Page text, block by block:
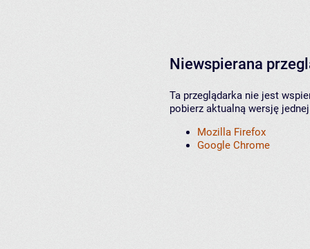
Niewspierana
Ta przeglądarka nie jest
pobierz aktualną wersję
Mozilla Firefox
Google Chrome